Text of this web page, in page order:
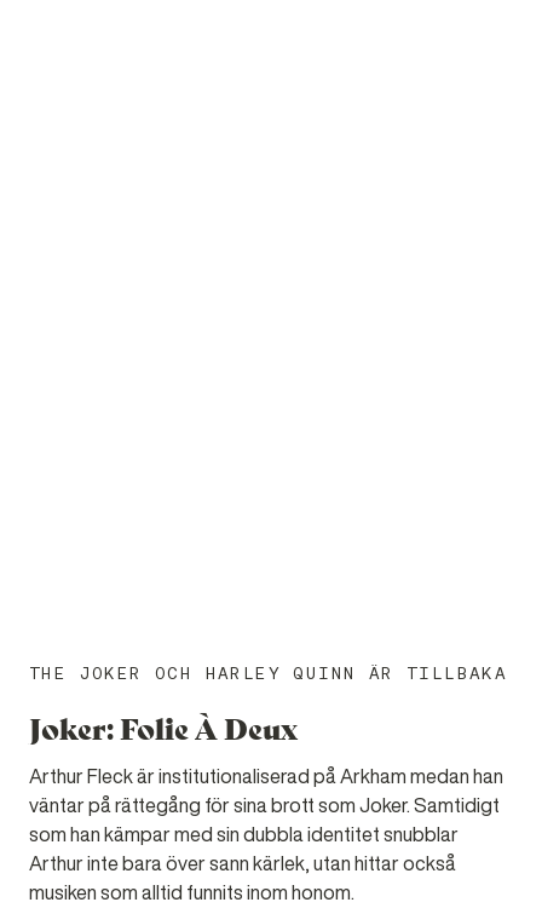
THE JOKER OCH HARLEY QUINN ÄR TILLBAKA
Joker: Folie À Deux
Arthur Fleck är institutionaliserad på Arkham medan han
väntar på rättegång för sina brott som Joker. Samtidigt
som han kämpar med sin dubbla identitet snubblar
Arthur inte bara över sann kärlek, utan hittar också
musiken som alltid funnits inom honom.